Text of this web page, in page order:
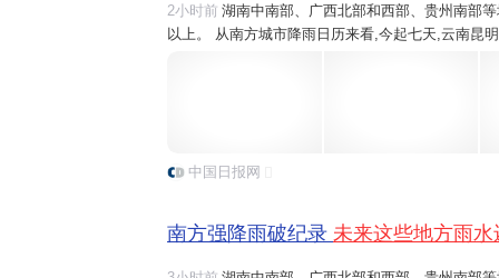
2小时前 湖南中南部、广西北部和西部、贵州南部
以上。 从南方城市降雨日历来看,今起七天,云南昆
中国日报网
南方强降雨破纪录 未来这些地方雨水